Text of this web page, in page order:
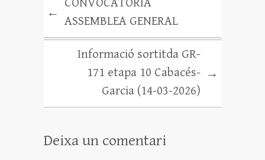
rt
ei
x
←
CONVOCATORIA
ASSEMBLEA GENERAL
Informació sortitda GR-
171 etapa 10 Cabacés-
Garcia (14-03-2026)
→
Deixa un comentari